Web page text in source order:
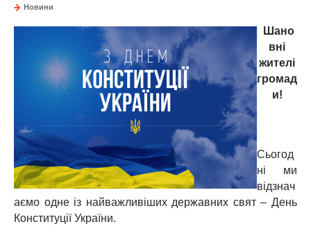
Новини
Шано
вні
жителі
громад
и!
Сьогод
ні ми
відзнач
аємо одне із найважливіших державних свят – День
Конституції України.